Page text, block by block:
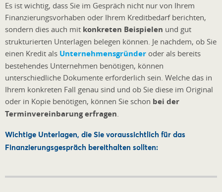
Es ist wichtig, dass Sie im Gespräch nicht nur von Ihrem
Finanzierungsvorhaben oder Ihrem Kreditbedarf berichten,
sondern dies auch mit konkreten Beispielen und gut
strukturierten Unterlagen belegen können. Je nachdem, ob Sie
einen Kredit als Unternehmensgründer oder als bereits
bestehendes Unternehmen benötigen, können
unterschiedliche Dokumente erforderlich sein. Welche das in
Ihrem konkreten Fall genau sind und ob Sie diese im Original
oder in Kopie benötigen, können Sie schon bei der
Terminvereinbarung erfragen.
Wichtige Unterlagen, die Sie voraussichtlich für das
Finanzierungsgespräch bereithalten sollten: